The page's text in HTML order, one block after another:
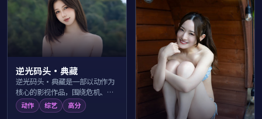
逆光码头·典藏
逆光码头·典藏是一部以动作为
核心的影视作品，围绕危机、反
转与人物成长展开，整体节奏紧
凑，值得推荐观看。
动作 综艺 高分